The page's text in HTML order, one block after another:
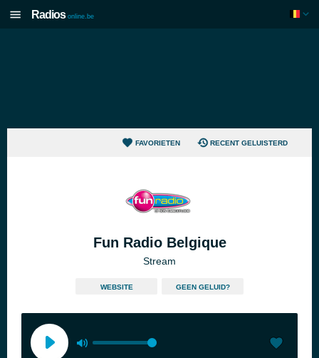
Radios online.be
FAVORIETEN RECENT GELUISTERD
Fun Radio Belgique
Stream
WEBSITE GEEN GELUID?